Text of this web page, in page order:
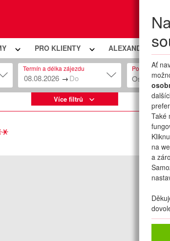
Ať
Také
na
a
PRO KLIENTY ALEXANDRIA
Termín a délka zájezdu
→
Počet osob
Osob: 2 + 0
Více filtrů